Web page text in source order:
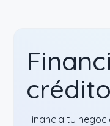
crédito
Financia tu